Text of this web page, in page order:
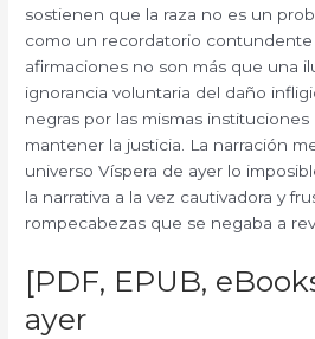
sostienen que la raza no es un
como un recordatorio
afirmaciones no son más que una
ignorancia voluntaria del daño
negras por las mismas
mantener la justicia. La narración
universo Víspera de ayer lo
la narrativa a la vez cautivadora y
rompecabezas que se negaba a
[PDF, EPUB,
ayer